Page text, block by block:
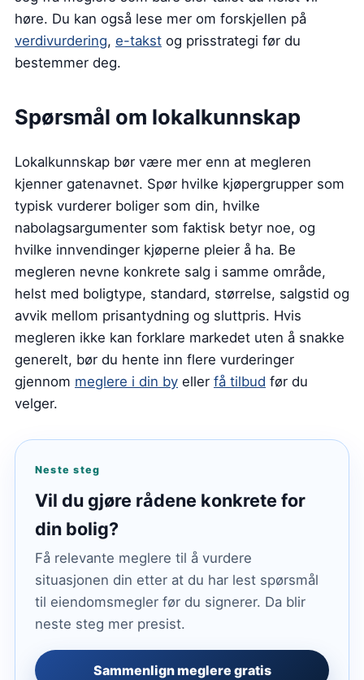
høre. Du kan også lese mer om forskjellen på
verdivurdering, e-takst og prisstrategi før du
bestemmer deg.
Spørsmål om lokalkunnskap
Lokalkunnskap bør være mer enn at megleren
kjenner gatenavnet. Spør hvilke kjøpergrupper som
typisk vurderer boliger som din, hvilke
nabolagsargumenter som faktisk betyr noe, og
hvilke innvendinger kjøperne pleier å ha. Be
megleren nevne konkrete salg i samme område,
helst med boligtype, standard, størrelse, salgstid og
avvik mellom prisantydning og sluttpris. Hvis
megleren ikke kan forklare markedet uten å snakke
generelt, bør du hente inn flere vurderinger
gjennom meglere i din by eller få tilbud før du
velger.
Neste steg
Vil du gjøre rådene konkrete for
din bolig?
Få relevante meglere til å vurdere
situasjonen din etter at du har lest spørsmål
til eiendomsmegler før du signerer. Da blir
neste steg mer presist.
Sammenlign meglere gratis